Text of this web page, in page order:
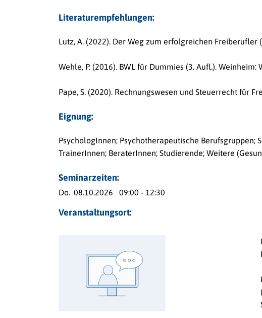
Literaturempfehlungen:
Lutz, A. (2022). Der Weg zum erfolgreichen Freiberufler
Wehle, P. (2016). BWL für Dummies (3. Aufl.). Weinheim:
Pape, S. (2020). Rechnungswesen und Steuerrecht für
Eignung:
PsychologInnen; Psychotherapeutische Berufsgruppen;
TrainerInnen; BeraterInnen; Studierende; Weitere
Seminarzeiten:
Do. 08.10.2026 09:00 - 12:30
Veranstaltungsort: